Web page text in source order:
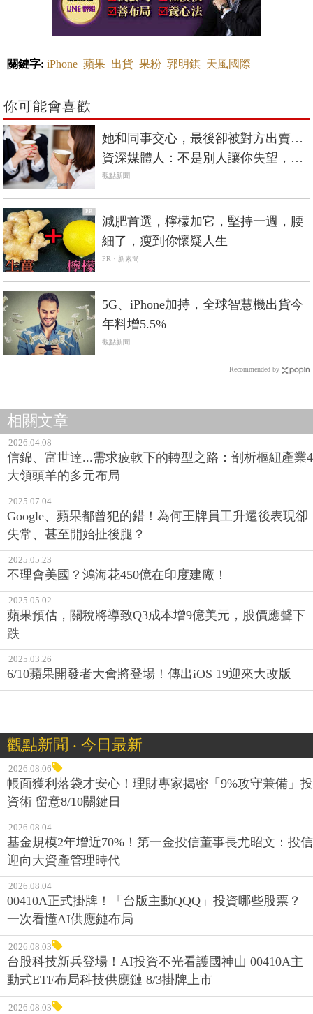
關鍵字: iPhone 蘋果 出貨 果粉 郭明錤 天風國際
你可能會喜歡
她和同事交心，最後卻被對方出賣…
資深媒體人：不是別人讓你失望，是
你不該有寄望
觀點新聞
PR
減肥首選，檸檬加它，堅持一週，腰
細了，瘦到你懷疑人生
PR・新素簡
5G、iPhone加持，全球智慧機出貨今
年料增5.5%
觀點新聞
Recommended by
相關文章
2026.04.08
信錦、富世達...需求疲軟下的轉型之路：剖析樞紐產業4
大領頭羊的多元布局
2025.07.04
Google、蘋果都曾犯的錯！為何王牌員工升遷後表現卻
失常、甚至開始扯後腿？
2025.05.23
不理會美國？鴻海花450億在印度建廠！
2025.05.02
蘋果預估，關稅將導致Q3成本增9億美元，股價應聲下
跌
2025.03.26
6/10蘋果開發者大會將登場！傳出iOS 19迎來大改版
觀點新聞 ‧ 今日最新
2026.08.06
帳面獲利落袋才安心！理財專家揭密「9%攻守兼備」投
資術 留意8/10關鍵日
2026.08.04
基金規模2年增近70%！第一金投信董事長尤昭文：投信
迎向大資產管理時代
2026.08.04
00410A正式掛牌！「台版主動QQQ」投資哪些股票？
一次看懂AI供應鏈布局
2026.08.03
台股科技新兵登場！AI投資不光看護國神山 00410A主
動式ETF布局科技供應鏈 8/3掛牌上市
2026.08.03